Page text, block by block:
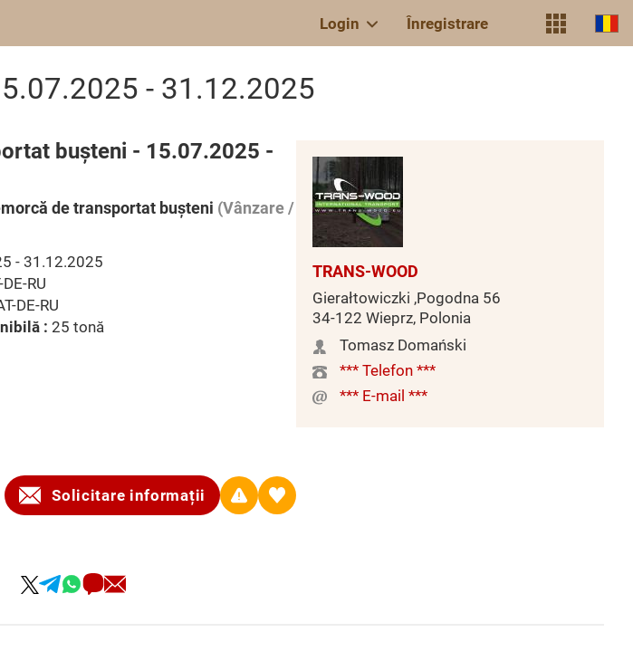
Login Înregistrare
- 31.12.2025
buşteni - 15.07.2025 -
de transportat buşteni (Vânzare /
- 31.12.2025
RU
DE-RU
: 25 tonă
Solicitare informații
TRANS-WOOD
Gierałtowiczki ,Pogodna 56
34-122 Wieprz, Polonia
Tomasz Domański
*** Telefon ***
*** E-mail ***